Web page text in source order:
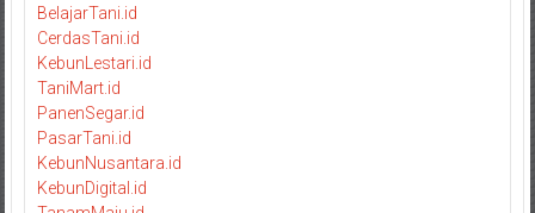
BelajarTani.id
CerdasTani.id
KebunLestari.id
TaniMart.id
PanenSegar.id
PasarTani.id
KebunNusantara.id
KebunDigital.id